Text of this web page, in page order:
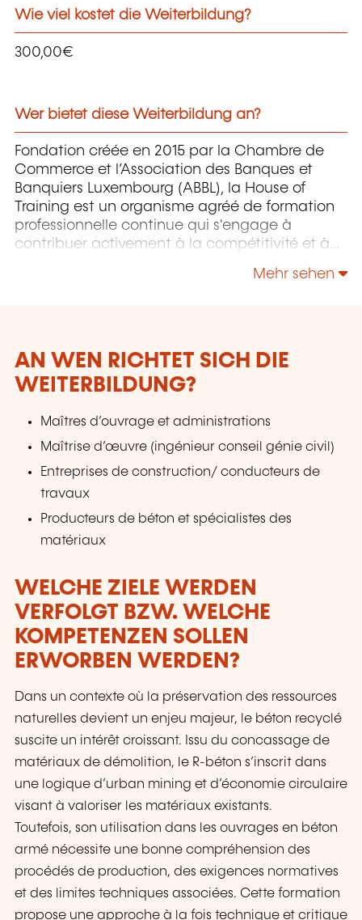
Wie viel kostet die Weiterbildung?
300,00€
Wer bietet diese Weiterbildung an?
Fondation créée en 2015 par la Chambre de
Commerce et l’Association des Banques et
Banquiers Luxembourg (ABBL), la House of
Training est un organisme agréé de formation
professionnelle continue qui s'engage à
contribuer activement à la compétitivité et à
les compétences de ceux qui font vivre son
Mehr sehen
AN WEN RICHTET SICH DIE
WEITERBILDUNG?
Maîtres d’ouvrage et administrations
Maîtrise d’œuvre (ingénieur conseil génie civil)
Entreprises de construction/ conducteurs de
travaux
Producteurs de béton et spécialistes des
matériaux
WELCHE ZIELE WERDEN
VERFOLGT BZW. WELCHE
KOMPETENZEN SOLLEN
ERWORBEN WERDEN?
Dans un contexte où la préservation des ressources
naturelles devient un enjeu majeur, le béton recyclé
suscite un intérêt croissant. Issu du concassage de
matériaux de démolition, le R-béton s’inscrit dans
une logique d’urban mining et d’économie circulaire
visant à valoriser les matériaux existants.
Toutefois, son utilisation dans les ouvrages en béton
armé nécessite une bonne compréhension des
procédés de production, des exigences normatives
et des limites techniques associées. Cette formation
propose une approche à la fois technique et critique